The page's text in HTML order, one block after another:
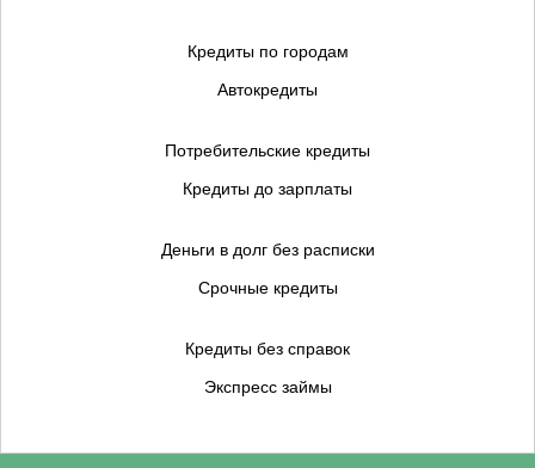
Кредиты по городам
Автокредиты
Потребительские кредиты
Кредиты до зарплаты
Деньги в долг без расписки
Срочные кредиты
Кредиты без справок
Экспресс займы